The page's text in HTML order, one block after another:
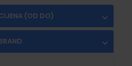
(OD DO)